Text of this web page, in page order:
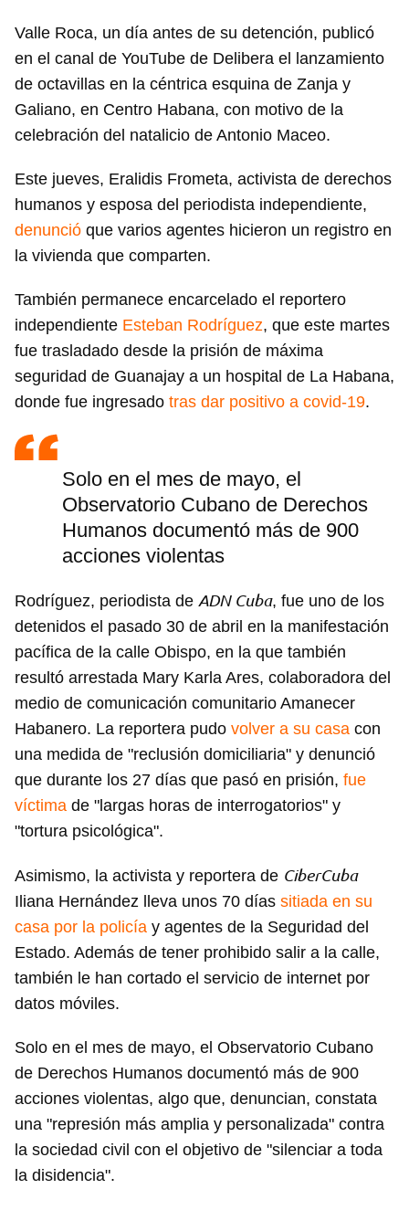
Valle Roca, un día antes de su detención, publicó
en el canal de YouTube de Delibera el lanzamiento
de octavillas en la céntrica esquina de Zanja y
Galiano, en Centro Habana, con motivo de la
celebración del natalicio de Antonio Maceo.
Este jueves, Eralidis Frometa, activista de derechos
humanos y esposa del periodista independiente,
denunció que varios agentes hicieron un registro en
la vivienda que comparten.
También permanece encarcelado el reportero
independiente Esteban Rodríguez, que este martes
fue trasladado desde la prisión de máxima
seguridad de Guanajay a un hospital de La Habana,
donde fue ingresado tras dar positivo a covid-19.
Solo en el mes de mayo, el
Observatorio Cubano de Derechos
Humanos documentó más de 900
acciones violentas
Rodríguez, periodista de ADN Cuba, fue uno de los
detenidos el pasado 30 de abril en la manifestación
pacífica de la calle Obispo, en la que también
resultó arrestada Mary Karla Ares, colaboradora del
medio de comunicación comunitario Amanecer
Habanero. La reportera pudo volver a su casa con
una medida de "reclusión domiciliaria" y denunció
que durante los 27 días que pasó en prisión, fue
víctima de "largas horas de interrogatorios" y
"tortura psicológica".
Asimismo, la activista y reportera de CiberCuba
Iliana Hernández lleva unos 70 días sitiada en su
casa por la policía y agentes de la Seguridad del
Estado. Además de tener prohibido salir a la calle,
también le han cortado el servicio de internet por
datos móviles.
Solo en el mes de mayo, el Observatorio Cubano
de Derechos Humanos documentó más de 900
acciones violentas, algo que, denuncian, constata
una "represión más amplia y personalizada" contra
la sociedad civil con el objetivo de "silenciar a toda
la disidencia".